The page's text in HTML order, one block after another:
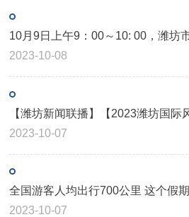
2023-10-08
【潍坊新闻联播】【2023潍坊国
2023-10-07
全国游客人均出行700公里 这个假
2023-10-07